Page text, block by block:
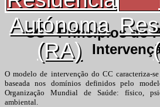
Autónoma
(RA)
CC - Princípios do
O modelo de intervenção do CC caracteriza-
baseada nos domínios definidos pelo
Organização Mundial de Saúde: físico,
ambiental.